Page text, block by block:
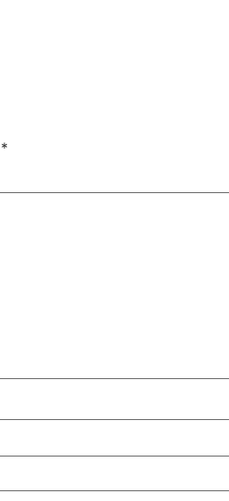
*